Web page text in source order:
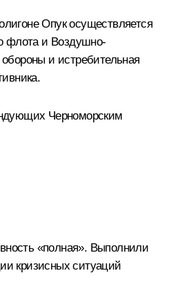
Опук осуществляется
флота и Воздушно-
и истребительная
Черноморским
«полная». Выполнили
кризисных ситуаций